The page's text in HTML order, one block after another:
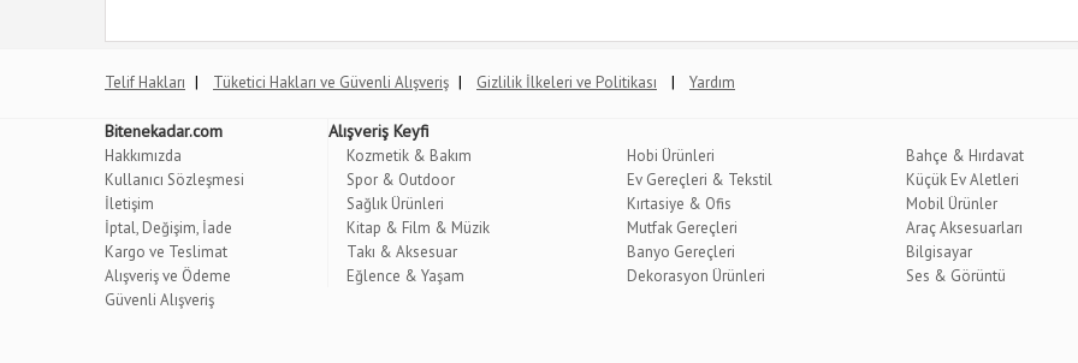
Telif Hakları | Tüketici Hakları ve Güvenli Alışveriş | Gizlilik İlkeleri ve Politikası | Yardım
Bitenekadar.com
Hakkımızda
Kullanıcı Sözleşmesi
İletişim
İptal, Değişim, İade
Kargo ve Teslimat
Alışveriş ve Ödeme
Güvenli Alışveriş
Alışveriş Keyfi
Kozmetik & Bakım
Spor & Outdoor
Sağlık Ürünleri
Kitap & Film & Müzik
Takı & Aksesuar
Eğlence & Yaşam
Hobi Ürünleri
Ev Gereçleri & Tekstil
Kırtasiye & Ofis
Mutfak Gereçleri
Banyo Gereçleri
Dekorasyon Ürünleri
Bahçe & Hırdavat
Küçük Ev Aletleri
Mobil Ürünler
Araç Aksesuarları
Bilgisayar
Ses & Görüntü